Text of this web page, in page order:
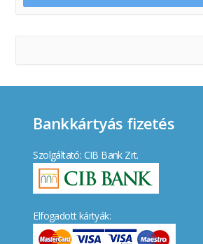
Bankkártyás fizetés
Szolgáltató: CIB Bank Zrt.
Elfogadott kártyák: